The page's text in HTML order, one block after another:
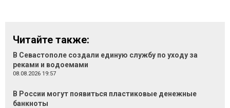
Читайте также:
В Севастополе создали единую службу по уходу за
реками и водоемами
08.08.2026 19:57
В России могут появиться пластиковые денежные
банкноты